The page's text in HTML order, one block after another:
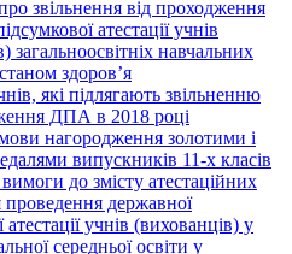
звільнення від проходження
атестації учнів
загальноосвітніх навчальних
здоров’я
які підлягають звільненню
ДПА в 2018 році
нагородження золотими і
випускників 11-х класів
до змісту атестаційних
проведення державної
атестації учнів (вихованців) у
середньої освіти у